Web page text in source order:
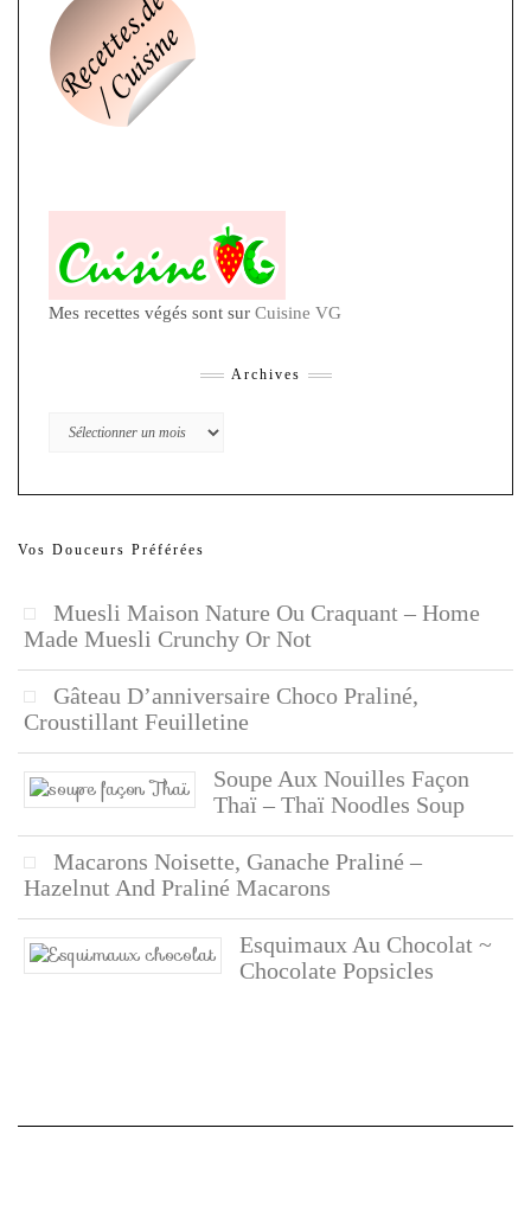
Mes recettes végés sont sur Cuisine VG
Archives
Archives
Vos Douceurs Préférées
Muesli Maison Nature Ou Craquant – Home
Made Muesli Crunchy Or Not
Gâteau D’anniversaire Choco Praliné,
Croustillant Feuilletine
Soupe Aux Nouilles Façon
Thaï – Thaï Noodles Soup
Macarons Noisette, Ganache Praliné –
Hazelnut And Praliné Macarons
Esquimaux Au Chocolat ~
Chocolate Popsicles